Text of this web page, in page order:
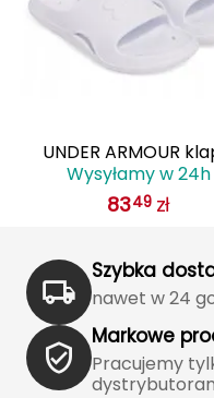
Hoka
Hydrapak
Icebreaker
Icestorm
UNDER ARMOUR
damskie gumowe UA
Locker V SL białe
Wysyłamy w 24h
8349 zł
Szybka
nawet w 24
Markowe
Pracujemy